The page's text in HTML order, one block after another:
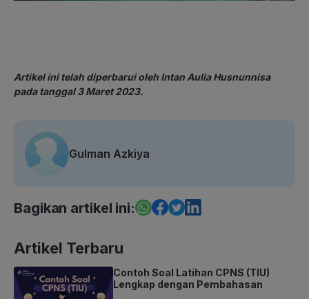
Artikel ini telah diperbarui oleh Intan Aulia Husnunnisa
pada tanggal 3 Maret 2023.
Gulman Azkiya
Bagikan artikel ini:
Artikel Terbaru
Contoh Soal Latihan CPNS (TIU)
Lengkap dengan Pembahasan